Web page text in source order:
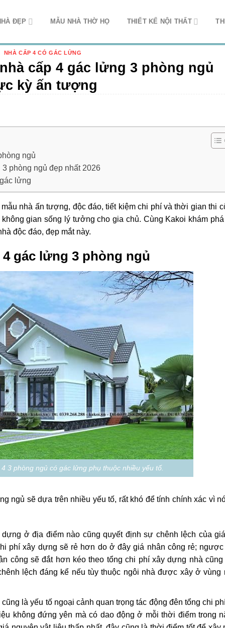
ĐẸP MẪU NHÀ THỜ HỌ THIẾT KẾ NỘI THẤT
NHÀ CẤP 4 CÓ GÁC LỬNG
cấp 4 gác lửng 3 phòng ngủ
kỳ ấn tượng
ngủ
phòng ngủ đẹp nhất 2026
lửng
nhà ấn tượng, độc đáo, tiết kiệm chi phí và thời gian thi
gian sống lý tưởng cho gia chủ. Cùng Kakoi khám
độc đáo, đẹp mắt này.
gác lửng 3 phòng ngủ
3 phòng ngủ có gác lửng phụ thuộc nhiều yếu tố.
ngủ sẽ dựa trên nhiều yếu tố, rất khó để tính chính xác vì
ở địa điểm nào cũng quyết định sự chênh lệch của
phí xây dựng sẽ rẻ hơn do ở đây giá nhân công rẻ; ngược
công sẽ đắt hơn kéo theo tổng chi phí xây dựng nhà cũng
lệch đáng kể nếu tùy thuộc ngôi nhà được xây ở vùng
là yếu tố ngoại cảnh quan trọng tác động đên tổng chi
không đứng yên mà có dao động ở mỗi thời điểm trong